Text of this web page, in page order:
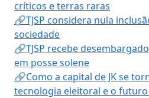
críticos e terras raras
🔗TJSP considera nula
sociedade
🔗TJSP recebe
em posse solene
🔗Como a capital de JK se
tecnologia eleitoral e o